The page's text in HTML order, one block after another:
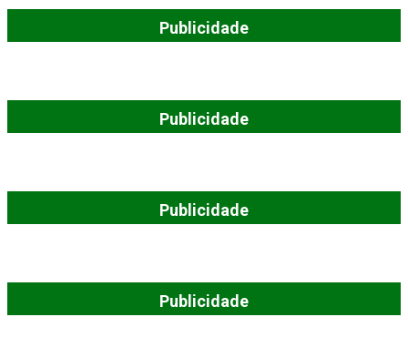
Publicidade
Publicidade
Publicidade
Publicidade